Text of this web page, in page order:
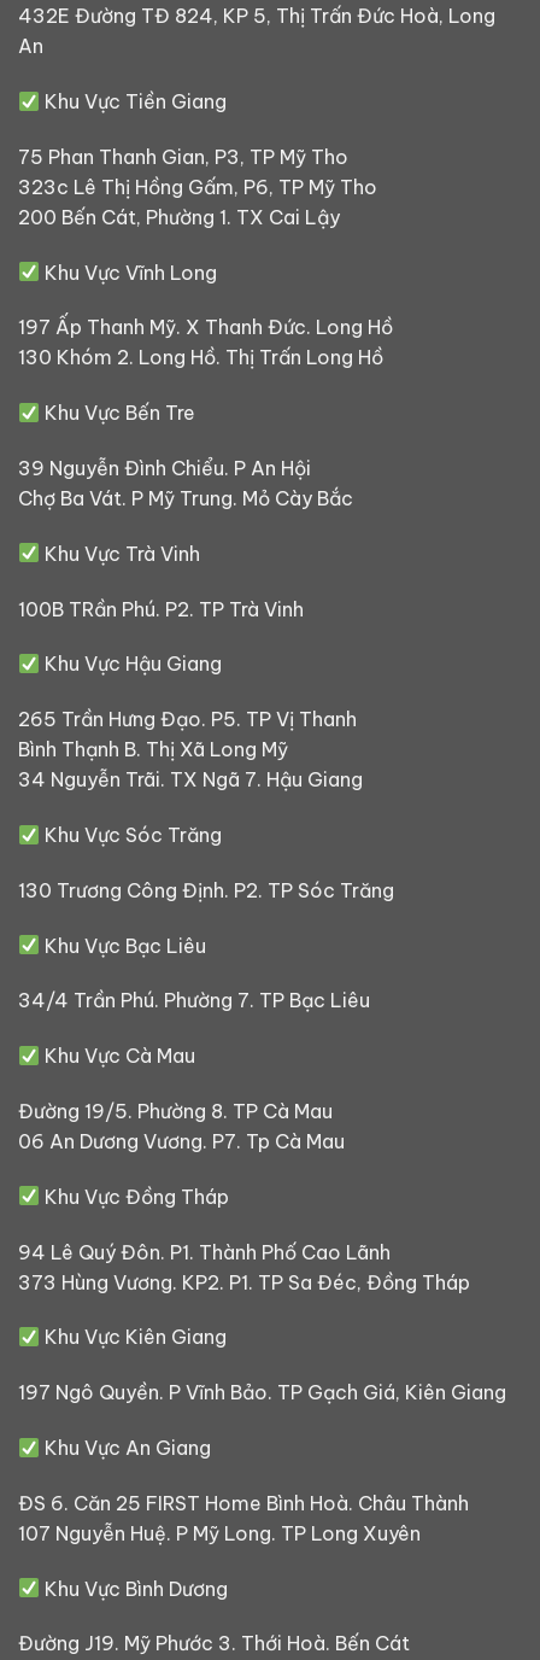
432E Đường TĐ 824, KP 5, Thị Trấn Đức Hoà, Long
An
Khu Vực Tiền Giang
75 Phan Thanh Gian, P3, TP Mỹ Tho
323c Lê Thị Hồng Gấm, P6, TP Mỹ Tho
200 Bến Cát, Phường 1. TX Cai Lậy
Khu Vực Vĩnh Long
197 Ấp Thanh Mỹ. X Thanh Đức. Long Hồ
130 Khóm 2. Long Hồ. Thị Trấn Long Hồ
Khu Vực Bến Tre
39 Nguyễn Đình Chiểu. P An Hội
Chợ Ba Vát. P Mỹ Trung. Mỏ Cày Bắc
Khu Vực Trà Vinh
100B TRần Phú. P2. TP Trà Vinh
Khu Vực Hậu Giang
265 Trần Hưng Đạo. P5. TP Vị Thanh
Bình Thạnh B. Thị Xã Long Mỹ
34 Nguyễn Trãi. TX Ngã 7. Hậu Giang
Khu Vực Sóc Trăng
130 Trương Công Định. P2. TP Sóc Trăng
Khu Vực Bạc Liêu
34/4 Trần Phú. Phường 7. TP Bạc Liêu
Khu Vực Cà Mau
Đường 19/5. Phường 8. TP Cà Mau
06 An Dương Vương. P7. Tp Cà Mau
Khu Vực Đồng Tháp
94 Lê Quý Đôn. P1. Thành Phố Cao Lãnh
373 Hùng Vương. KP2. P1. TP Sa Đéc, Đồng Tháp
Khu Vực Kiên Giang
197 Ngô Quyền. P Vĩnh Bảo. TP Gạch Giá, Kiên Giang
Khu Vực An Giang
ĐS 6. Căn 25 FIRST Home Bình Hoà. Châu Thành
107 Nguyễn Huệ. P Mỹ Long. TP Long Xuyên
Khu Vực Bình Dương
Đường J19. Mỹ Phước 3. Thới Hoà. Bến Cát